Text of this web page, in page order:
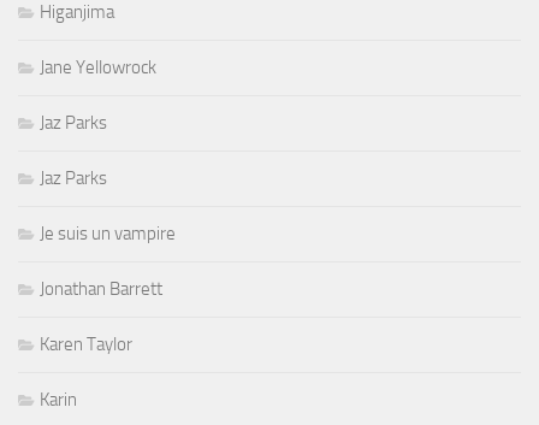
Higanjima
Jane Yellowrock
Jaz Parks
Jaz Parks
Je suis un vampire
Jonathan Barrett
Karen Taylor
Karin